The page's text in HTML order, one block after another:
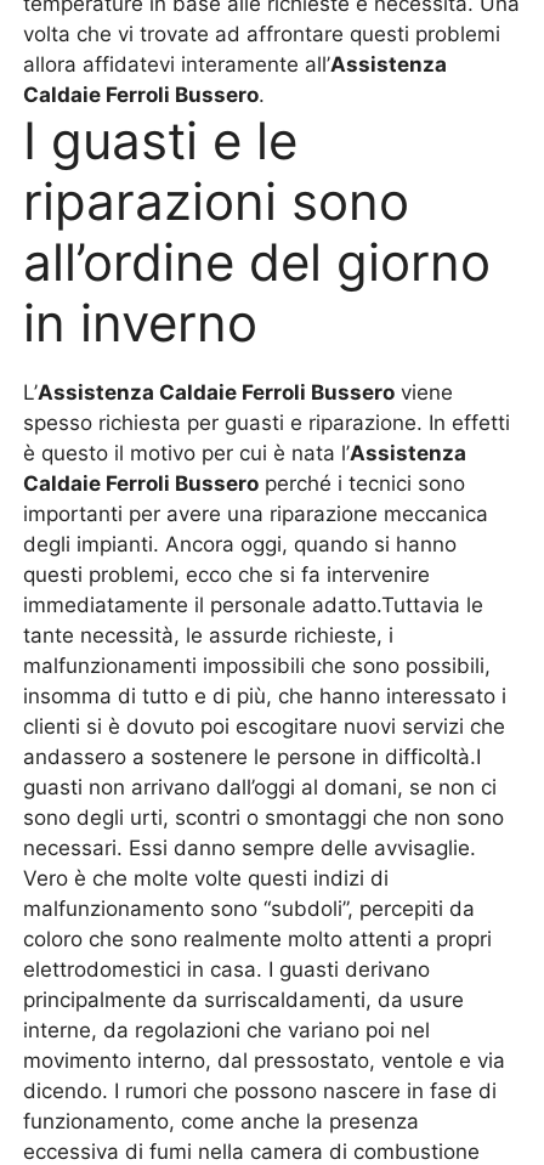
volta che vi trovate ad affrontare questi problemi
allora affidatevi interamente all’Assistenza
Caldaie Ferroli Bussero.
I guasti e le
riparazioni sono
all’ordine del giorno
in inverno
L’Assistenza Caldaie Ferroli Bussero viene
spesso richiesta per guasti e riparazione. In effetti
è questo il motivo per cui è nata l’Assistenza
Caldaie Ferroli Bussero perché i tecnici sono
importanti per avere una riparazione meccanica
degli impianti. Ancora oggi, quando si hanno
questi problemi, ecco che si fa intervenire
immediatamente il personale adatto.Tuttavia le
tante necessità, le assurde richieste, i
malfunzionamenti impossibili che sono possibili,
insomma di tutto e di più, che hanno interessato i
clienti si è dovuto poi escogitare nuovi servizi che
andassero a sostenere le persone in difficoltà.I
guasti non arrivano dall’oggi al domani, se non ci
sono degli urti, scontri o smontaggi che non sono
necessari. Essi danno sempre delle avvisaglie.
Vero è che molte volte questi indizi di
malfunzionamento sono “subdoli”, percepiti da
coloro che sono realmente molto attenti a propri
elettrodomestici in casa. I guasti derivano
principalmente da surriscaldamenti, da usure
interne, da regolazioni che variano poi nel
movimento interno, dal pressostato, ventole e via
dicendo. I rumori che possono nascere in fase di
funzionamento, come anche la presenza
eccessiva di fumi nella camera di combustione